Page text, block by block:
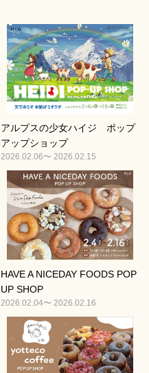
アルプスの少女ハイジ ポップ
アップショップ
2026.02.06〜 2026.02.15
HAVE A NICEDAY FOODS POP
UP SHOP
2026.02.04〜 2026.02.16